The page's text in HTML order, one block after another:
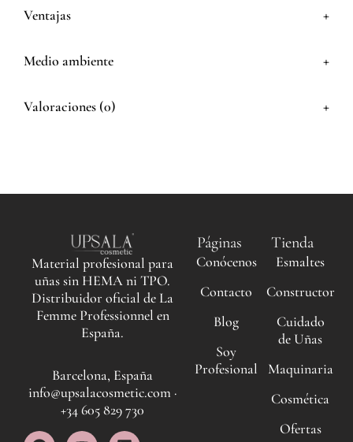
Ventajas +
Medio ambiente +
Valoraciones (0) +
Material profesional para
uñas sin HEMA ni TPO.
Distribuidor oficial de La
Femme Professionnel en
España.
Barcelona, España
info@upsalacosmetic.com ·
+34 605 829 730
F Y L
I
Páginas
Conócenos
Contacto
Blog
Soy
Profesional
Tienda
Esmaltes
Constructor
Cuidado
de Uñas
Maquinaria
Cosmética
Ofertas